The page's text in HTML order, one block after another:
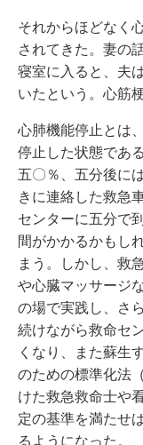
それからほどなく
されてきた。妻の
寝室に入ると、夫
いたという。心筋
心肺機能停止とは
停止した状態であ
五〇％、五分後に
きに連絡した救急
センターに五分で
間がかかるかもし
まう。しかし、救
や心臓マッサージ
の場で実践し、さ
続けながら救命セ
くなり、また蘇生
のための標準化法
けた救急救命士や
定の基準を満たせ
るようになった。